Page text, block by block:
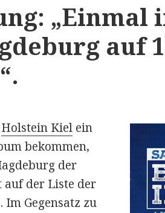
„Einmal
auf
Holstein Kiel ein
bekommen,
der
auf der Liste der
Gegensatz zu